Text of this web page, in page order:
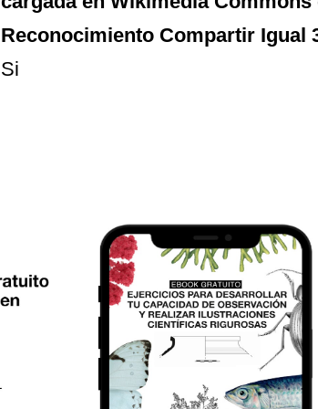
Reconocimiento Compartir Igual
Si